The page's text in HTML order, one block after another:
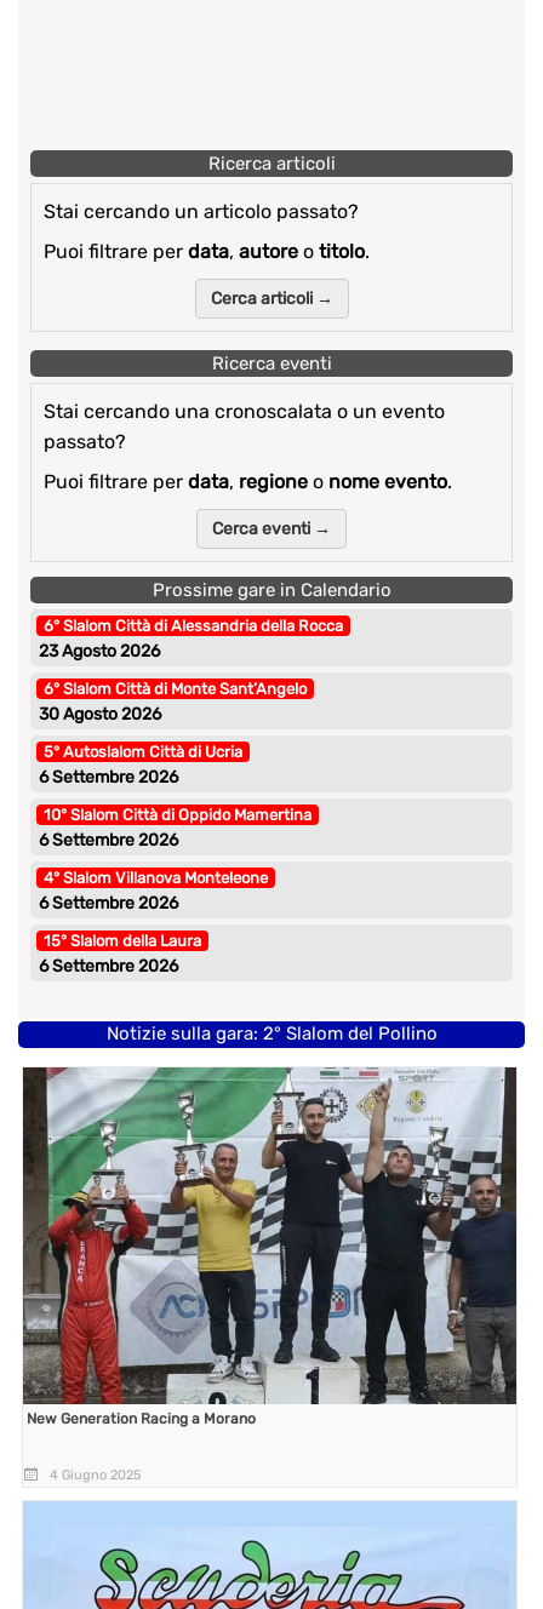
Ricerca articoli
Stai cercando un articolo passato?
Puoi filtrare per data, autore o titolo.
Cerca articoli →
Ricerca eventi
Stai cercando una cronoscalata o un evento
passato?
Puoi filtrare per data, regione o nome evento.
Cerca eventi →
Prossime gare in Calendario
6° Slalom Città di Alessandria della Rocca
23 Agosto 2026
6° Slalom Città di Monte Sant’Angelo
30 Agosto 2026
5° Autoslalom Città di Ucria
6 Settembre 2026
10° Slalom Città di Oppido Mamertina
6 Settembre 2026
4° Slalom Villanova Monteleone
6 Settembre 2026
15° Slalom della Laura
6 Settembre 2026
Notizie sulla gara: 2° Slalom del Pollino
New Generation Racing a Morano
4 Giugno 2025